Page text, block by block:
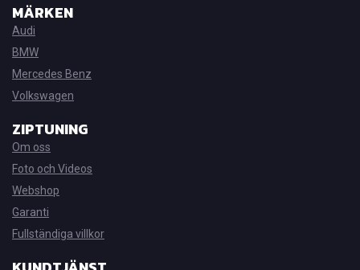
MÄRKEN
Audi
BMW
Mercedes Benz
Volkswagen
ZIPTUNING
Om oss
Foto och Videos
Webshop
Garanti
Fullständiga villkor